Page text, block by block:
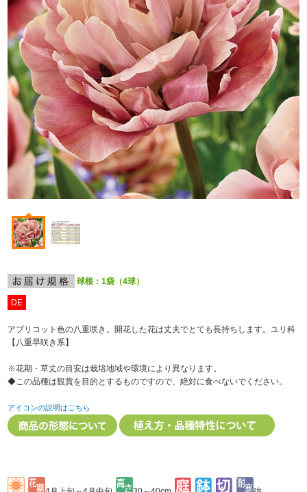
球根：1袋（4球）
DE
アプリコット色の八重咲き。開花した花は丈夫でとても長持ちします。ユリ科
【八重早咲き系】
※花期・草丈の目安は栽培地域や環境により異なります。
◆この品種は観賞を目的とするものですので、絶対に食べないでください。
アイコンの説明はこちら